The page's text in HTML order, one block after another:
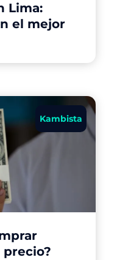
Lima:
el mejor
Kambista